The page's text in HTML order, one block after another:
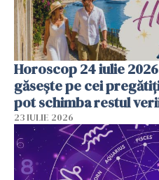
Horoscop 24 iulie
găsește pe cei
pot schimba restul
23 IULIE 2026